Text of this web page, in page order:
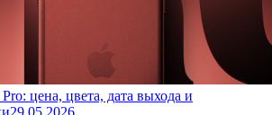
цена, цвета, дата выхода и
29.05.2026